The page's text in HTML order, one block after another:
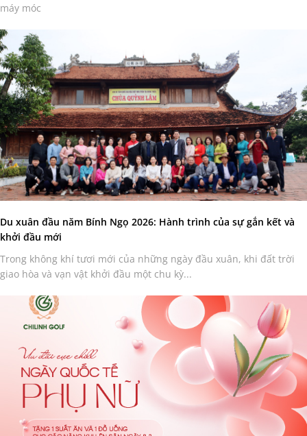
máy móc
Du xuân đầu năm Bính Ngọ 2026: Hành trình của sự gắn kết và
khởi đầu mới
Trong không khí tươi mới của những ngày đầu xuân, khi đất trời
giao hòa và vạn vật khởi đầu một chu kỳ...